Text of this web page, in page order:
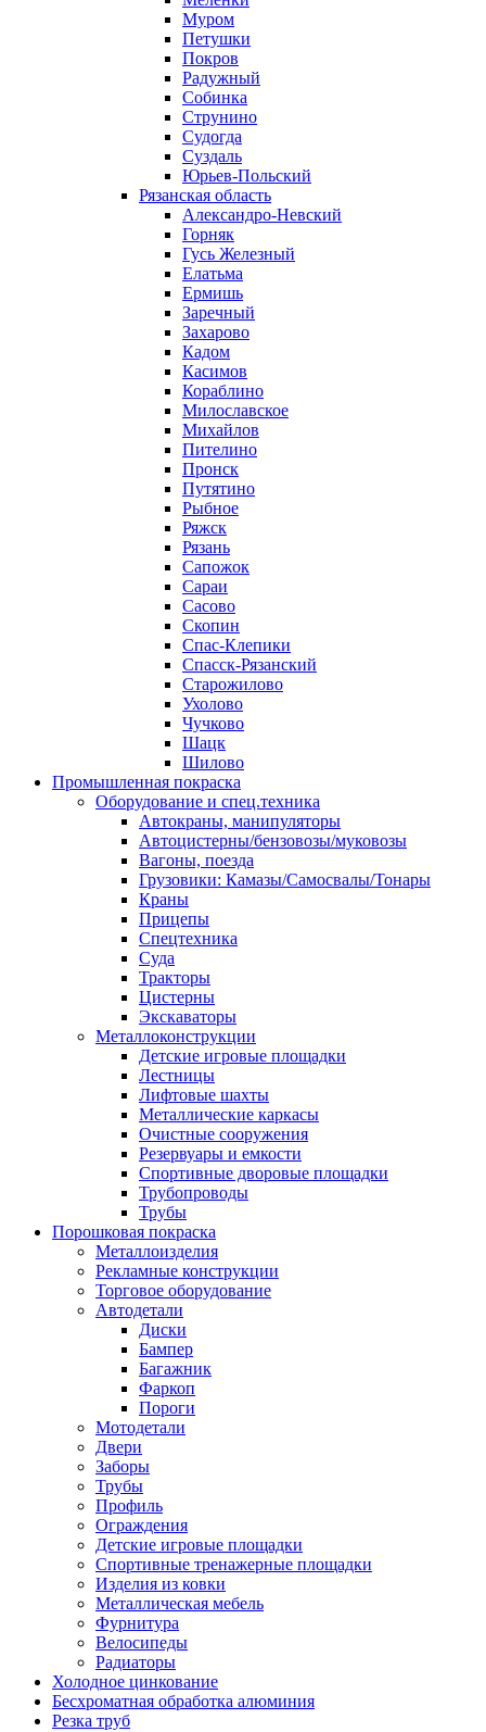
Муром
Петушки
Покров
Радужный
Собинка
Струнино
Судогда
Суздаль
Юрьев-Польский
Рязанская область
Александро-Невский
Горняк
Гусь Железный
Елатьма
Ермишь
Заречный
Захарово
Кадом
Касимов
Кораблино
Милославское
Михайлов
Пителино
Пронск
Путятино
Рыбное
Ряжск
Рязань
Сапожок
Сараи
Сасово
Скопин
Спас-Клепики
Спасск-Рязанский
Старожилово
Ухолово
Чучково
Шацк
Шилово
Промышленная покраска
Оборудование и спец.техника
Автокраны, манипуляторы
Автоцистерны/бензовозы/муковозы
Вагоны, поезда
Грузовики: Камазы/Самосвалы/Тонары
Краны
Прицепы
Спецтехника
Суда
Тракторы
Цистерны
Экскаваторы
Металлоконструкции
Детские игровые площадки
Лестницы
Лифтовые шахты
Металлические каркасы
Очистные сооружения
Резервуары и емкости
Спортивные дворовые площадки
Трубопроводы
Трубы
Порошковая покраска
Металлоизделия
Рекламные конструкции
Торговое оборудование
Автодетали
Диски
Бампер
Багажник
Фаркоп
Пороги
Мотодетали
Двери
Заборы
Трубы
Профиль
Ограждения
Детские игровые площадки
Спортивные тренажерные площадки
Изделия из ковки
Металлическая мебель
Фурнитура
Велосипеды
Радиаторы
Холодное цинкование
Бесхроматная обработка алюминия
Резка труб